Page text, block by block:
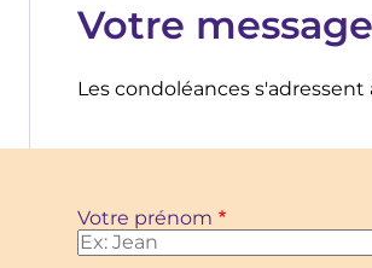
Votre
Les condoléances
Votre prénom